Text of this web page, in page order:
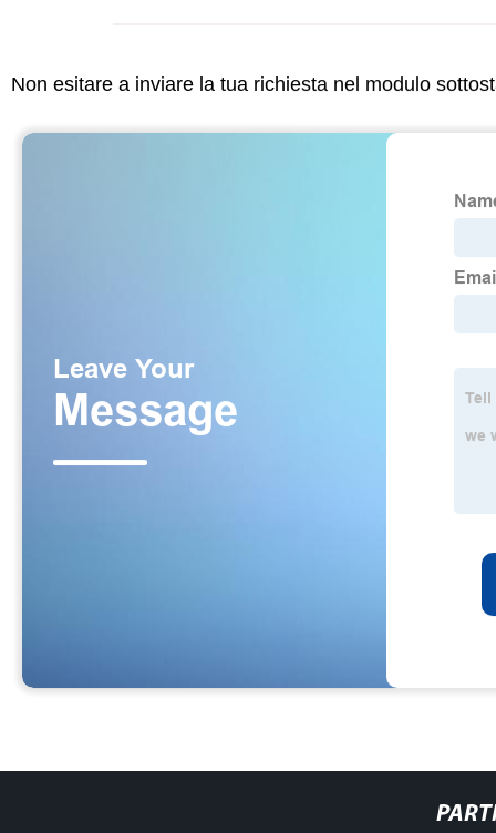
Non esitare a inviare la tua richiesta nel modulo